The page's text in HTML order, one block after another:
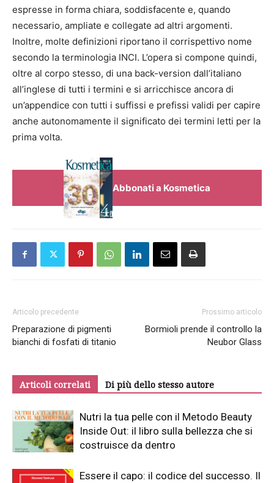
espresse in forma chiara, soddisfacente e, quando
necessario, ampliate e collegate ad altri argomenti.
Inoltre, molte definizioni riportano il corrispettivo nome
secondo la terminologia INCI. L’opera si compone quindi,
oltre al corpo stesso, di una back-version dall’italiano
all’inglese di tutti i termini e si arricchisce ancora di
un’appendice con tutti i suffissi e prefissi validi per capire
anche autonomamente il significato dei termini letti per la
prima volta.
Abbonati a Kosmetica
Articolo precedente
Preparazione di pigmenti
bianchi di fosfati di titanio
Prossimo articolo
Bormioli prende il controllo la
Neubor Glass
Articoli correlati Di più dello stesso autore
Nutri la tua pelle con il Metodo Beauty
Inside Out: il libro sulla bellezza che si
costruisce da dentro
Essere il capo: il codice del successo. Il